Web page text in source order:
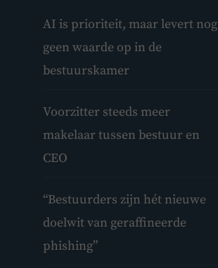
AI is prioriteit, maar levert nog
geen waarde op in de
bestuurskamer
Voorzitter steeds meer
makelaar tussen bestuur en
CEO
“Bestuurders zijn hét nieuwe
doelwit van geraffineerde
phishing”